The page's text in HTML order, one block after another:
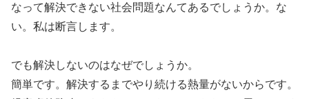
なって解決できない社会問題なんてあるでしょうか。な
い。私は断言します。
でも解決しないのはなぜでしょうか。
簡単です。解決するまでやり続ける熱量がないからです。